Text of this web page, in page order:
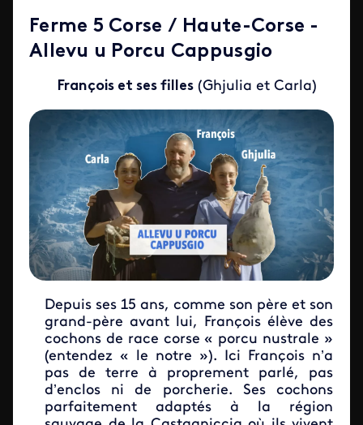
Ferme 5 Corse / Haute-Corse -
Allevu u Porcu Cappusgio
François et ses filles (Ghjulia et Carla)
Depuis ses 15 ans, comme son père et son
grand-père avant lui, François élève des
cochons de race corse « porcu nustrale »
(entendez « le notre »). Ici François n’a
pas de terre à proprement parlé, pas
d’enclos ni de porcherie. Ses cochons
parfaitement adaptés à la région